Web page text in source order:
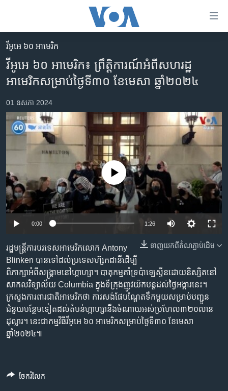
គេហទំព័រ​
ទាក់ទង
រំលង​
និង​
ទៅ​​
ទំព័រ​
ព័ត៌មាន​​
និង​
ចូល​
ទៅ​
រចនា
រំលង​
និង​
កាន់​
ស្វែង​
រក
កម្ពុជា
អន្តរជាតិ
ហេឡូវីអូអេ
កម្ពុជាច្នៃប្រតិដ្ឋ
ទូរទស្សន៍ / វីដេអូ​
វិទ្យុ / ផតខាសថ៍
កម្មវិធីទាំងអស់
Khmer English
បណ្តាញ​សង្គម
ភាសា
វីអូអេ ៦០ អាមេរិក
វីអូអេ ៦០ អាមេរិក៖ ព្រឹត្តិការណ៍​អំពី​សហរដ្ឋ​
អាមេរិក​សម្រាប់​ថ្ងៃទី៣០ ខែមេសា ឆ្នាំ២០២៤
01 ឧសភា 2024
No media source currently available
0:00 1:26
ទាញ​យក​ពី​តំណភ្ជាប់​ដើម
រដ្ឋមន្ត្រី​ការបរទេស​អាមេរិក​លោក Antony
Blinken បាន​ទៅ​ដល់​ប្រទេស​ហ៊្សកដានី​ដើម្បី​
ពិភាក្សា​អំពី​សង្គ្រាម​នៅ​ហ្កាហ្សា។ បាតុកម្ម​គាំទ្រ​ប៉ាឡេស្ទីន​ដោយ​និស្សិត​នៅ​
សាកលវិទ្យាល័យ​ Columbia ក្នុង​ទីក្រុង​ញូវយ៉ក​បន្ដដល់​ថ្ងៃ​អង្គារនេះ។
ក្រសួង​ការពារ​ជាតិ​អាមេរិក​ថា ការសង់​ផែ​បណ្តែត​ទឹក​មួយ​សម្រាប់​បញ្ជូន​
ជំនួយ​បន្ថែម​ទៀត​ដល់​តំបន់​ហ្កាហ្សា​នឹង​ចំណាយ​អស់​ប្រហែល​៣២០លាន​
ដុល្លារ។ នេះ​ជា​កម្មវិធី​វីអូអេ ៦០ អាមេរិក​សម្រាប់​ថ្ងៃទី៣០ ខែមេសា
ឆ្នាំ២០២៤៕
ចែករំលែក